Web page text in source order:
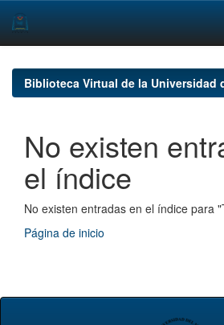
navigationBiblioteca Virtual de la Universidad
No existen
el índice
No existen entradas en el índice para
Página de inicio